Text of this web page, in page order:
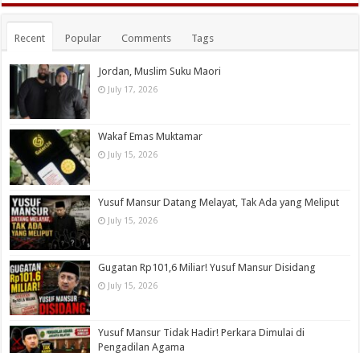
Recent Popular Comments Tags
Jordan, Muslim Suku Maori
July 17, 2026
Wakaf Emas Muktamar
July 15, 2026
Yusuf Mansur Datang Melayat, Tak Ada yang Meliput
July 15, 2026
Gugatan Rp101,6 Miliar! Yusuf Mansur Disidang
July 15, 2026
Yusuf Mansur Tidak Hadir! Perkara Dimulai di
Pengadilan Agama